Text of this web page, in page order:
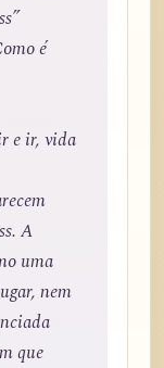
é
e ir, vida
A
uma
nem
que